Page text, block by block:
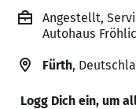
Angestellt,
Autohaus
Fürth,
Logg Dich ein, um